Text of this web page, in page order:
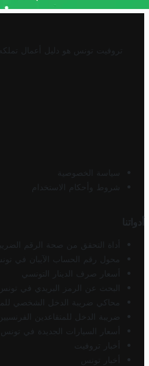
تروفيت تونس هو دليل أعمال
سياسة الخصوصية
شروط وأحكام الاستخدام
أدواتنا
أداة التحقق من صحة الرقم
محول رقم الحساب الآيبان في
أسعار صرف الدينار التونسي
البحث عن الرمز البريدي في تونس
محاكي ضريبة الدخل الشخصي
ضريبة الدخل للمتقاعدين
أسعار السيارات الجديدة في تونس
أخبار تروفيت
أخبار تونس